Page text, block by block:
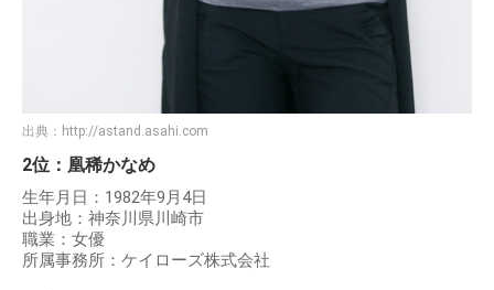
出典： http://astand.asahi.com
2位：凰稀かなめ
生年月日：1982年9月4日
出身地：神奈川県川崎市
職業：女優
所属事務所：ケイローズ株式会社